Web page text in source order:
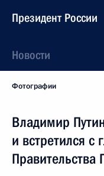
Президент России
Новости
Фотографии
Владимир
и встретился с
Правительства